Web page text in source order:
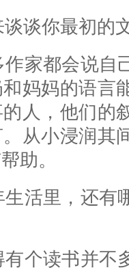
谈你最初的
家都会说自
妈妈的语言
人，他们的
从小浸润其
助。
生活里，还有
个读书并不